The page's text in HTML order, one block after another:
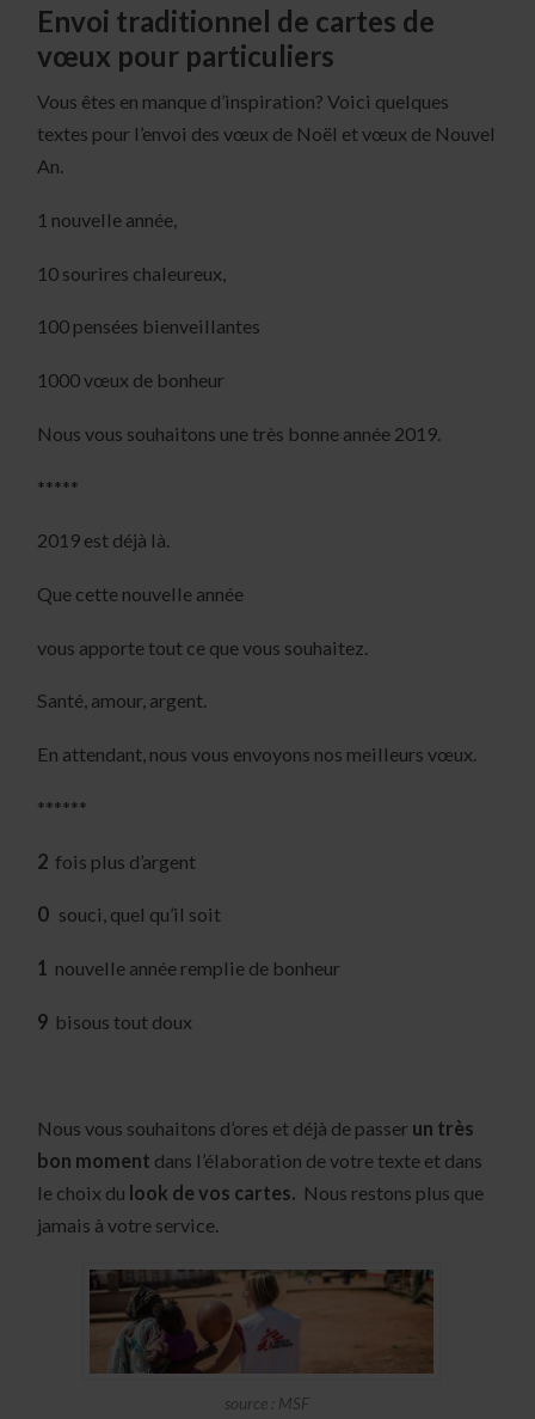
Envoi traditionnel de cartes de
vœux pour particuliers
Vous êtes en manque d’inspiration? Voici quelques
textes pour l’envoi des vœux de Noël et vœux de Nouvel
An.
1 nouvelle année,
10 sourires chaleureux,
100 pensées bienveillantes
1000 vœux de bonheur
Nous vous souhaitons une très bonne année 2019.
*****
2019 est déjà là.
Que cette nouvelle année
vous apporte tout ce que vous souhaitez.
Santé, amour, argent.
En attendant, nous vous envoyons nos meilleurs vœux.
******
2fois plus d’argent
0souci, quel qu’il soit
1 nouvelle année remplie de bonheur
9 bisous tout doux
Nous vous souhaitons d’ores et déjà de passer un très
bon moment dans l’élaboration de votre texte et dans
le choix du look de vos cartes. Nous restons plus que
jamais à votre service.
source : MSF